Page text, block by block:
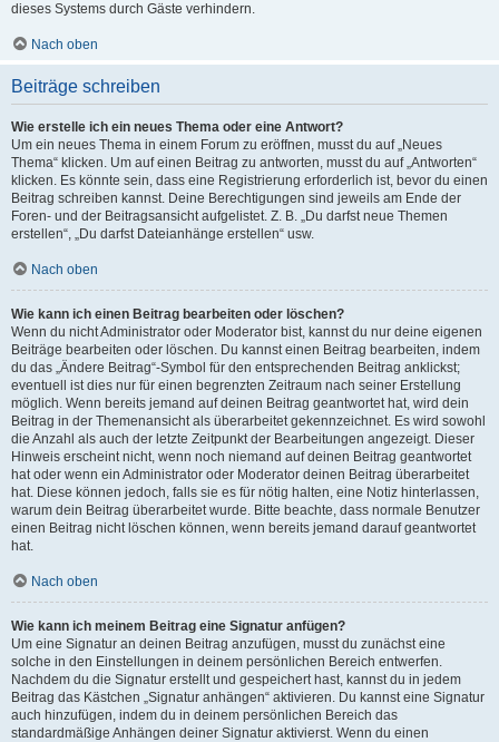
dieses Systems durch Gäste verhindern.
Nach oben
Beiträge schreiben
Wie erstelle ich ein neues Thema oder eine Antwort?
Um ein neues Thema in einem Forum zu eröffnen, musst du auf „Neues
Thema“ klicken. Um auf einen Beitrag zu antworten, musst du auf „Antworten“
klicken. Es könnte sein, dass eine Registrierung erforderlich ist, bevor du einen
Beitrag schreiben kannst. Deine Berechtigungen sind jeweils am Ende der
Foren- und der Beitragsansicht aufgelistet. Z. B. „Du darfst neue Themen
erstellen“, „Du darfst Dateianhänge erstellen“ usw.
Nach oben
Wie kann ich einen Beitrag bearbeiten oder löschen?
Wenn du nicht Administrator oder Moderator bist, kannst du nur deine eigenen
Beiträge bearbeiten oder löschen. Du kannst einen Beitrag bearbeiten, indem
du das „Ändere Beitrag“-Symbol für den entsprechenden Beitrag anklickst;
eventuell ist dies nur für einen begrenzten Zeitraum nach seiner Erstellung
möglich. Wenn bereits jemand auf deinen Beitrag geantwortet hat, wird dein
Beitrag in der Themenansicht als überarbeitet gekennzeichnet. Es wird sowohl
die Anzahl als auch der letzte Zeitpunkt der Bearbeitungen angezeigt. Dieser
Hinweis erscheint nicht, wenn noch niemand auf deinen Beitrag geantwortet
hat oder wenn ein Administrator oder Moderator deinen Beitrag überarbeitet
hat. Diese können jedoch, falls sie es für nötig halten, eine Notiz hinterlassen,
warum dein Beitrag überarbeitet wurde. Bitte beachte, dass normale Benutzer
einen Beitrag nicht löschen können, wenn bereits jemand darauf geantwortet
hat.
Nach oben
Wie kann ich meinem Beitrag eine Signatur anfügen?
Um eine Signatur an deinen Beitrag anzufügen, musst du zunächst eine
solche in den Einstellungen in deinem persönlichen Bereich entwerfen.
Nachdem du die Signatur erstellt und gespeichert hast, kannst du in jedem
Beitrag das Kästchen „Signatur anhängen“ aktivieren. Du kannst eine Signatur
auch hinzufügen, indem du in deinem persönlichen Bereich das
standardmäßige Anhängen deiner Signatur aktivierst. Wenn du einen